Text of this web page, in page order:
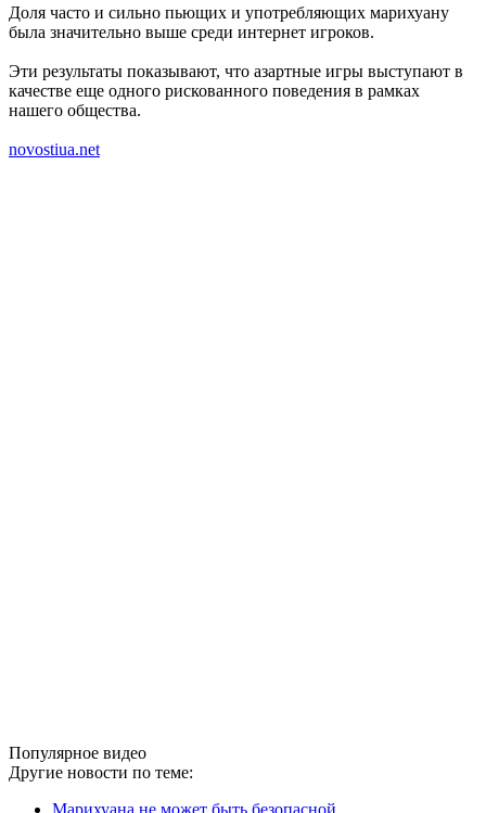
Доля часто и сильно пьющих и употребляющих марихуану
была значительно выше среди интернет игроков.
Эти результаты показывают, что азартные игры выступают в
качестве еще одного рискованного поведения в рамках
нашего общества.
novostiua.net
Популярное видео
Другие новости по теме:
Марихуана не может быть безопасной